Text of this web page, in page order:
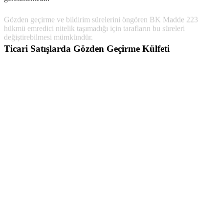
hükmü emredici nitelik taşımadığı için tarafların bu süreleri
değiştirebilmesi mümkündür.
Ticari Satışlarda Gözden Geçirme Külfeti